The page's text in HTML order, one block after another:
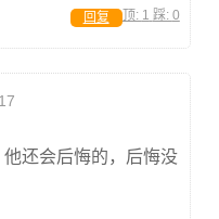
顶: 1 踩: 0
回复
还会后悔的，后悔没